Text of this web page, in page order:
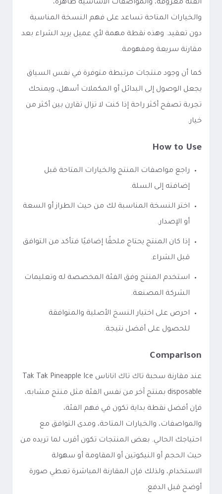
الفئة معروفة، والمواصفات الأساسية ظاهرة،
والخيارات المتاحة تساعد على فهم النسخة المناسبة
دون تعقيد. وهذه نقطة مهمة لأي عميل يريد الشراء بعد
مقارنة سريعة ومفهومة.
كما أن وجود منتجات مرتبطة متوفرة في نفس السياق
يجعل الوصول إلى البدائل أو المكملات أسهل، ويمنحك
تجربة تصفح أكثر راحة إذا كنت لا تزال تقارن بين أكثر من
خيار.
How to Use
راجع مواصفات المنتج والخيارات المتاحة قبل
إضافته إلى السلة.
اختر النسخة المناسبة لك من حيث الطراز أو السعة
أو الإصدار.
إذا كان المنتج يحتاج ملحقًا إضافيًا فتأكد من التوافق
قبل الشراء.
استخدم المنتج وفق الفئة المخصصة له وتعليمات
الشركة المصنعة.
احرص على اختيار النسخ الأصلية والمتوافقة
للحصول على أفضل نتيجة.
Comparison
عند مقارنة سحبة تاك تاك اناناس Tak Tak Pineapple Ice
disposable بمنتج آخر من نفس الفئة مثل منتج مشابه،
فإن أفضل نقطة بداية تكون في فهم الفئة،
والمواصفات، والخيارات المتاحة، ومدى التوافق مع
احتياجك الحالي. بعض المنتجات تكون أقرب لما تريده من
حيث الحجم أو النيكوتين أو المقاومة أو سهولة
الاستخدام، ولذلك فإن المقارنة المباشرة تعطي صورة
أوضح قبل الدفع.